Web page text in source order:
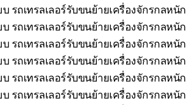
รถเทรลเลอร์รับขนย้ายเครื่องจักรกลหนัก
รถเทรลเลอร์รับขนย้ายเครื่องจักรกลหนัก
รถเทรลเลอร์รับขนย้ายเครื่องจักรกลหนัก
รถเทรลเลอร์รับขนย้ายเครื่องจักรกลหนัก
รถเทรลเลอร์รับขนย้ายเครื่องจักรกลหนัก
รถเทรลเลอร์รับขนย้ายเครื่องจักรกลหนัก